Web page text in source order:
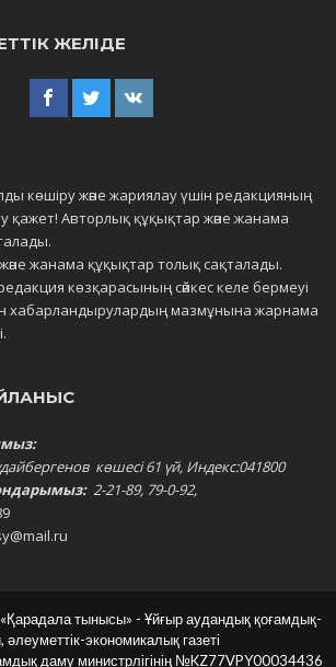
ЖЕЛІДЕ
көшіру және жариялау үшін редакцияның
қажет! Авторлық құқықтар және жанама
жанама құқықтар толық сақталады.
көзқарасының сәйкес келе бермеуі
хабарландырулардың мазмұнына жарнама
көшесі 61 үй, Индекс:041800
2-21-89, 79-0-92,
тынысы» - Ұйғыр аудандық қоғамдық-
әлеуметтік-экономикалық газеті
даму министрлігінің №KZ77VPY00034436